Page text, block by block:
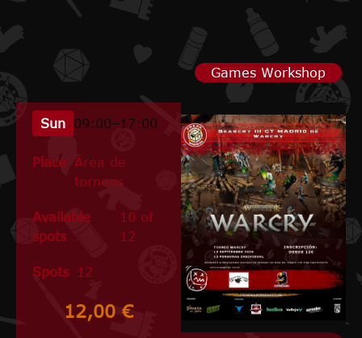
Games Workshop
Sun 09:00–17:00
Place
Área de
torneos
Available
spots
10 of
12
Spots 12
12,00 €